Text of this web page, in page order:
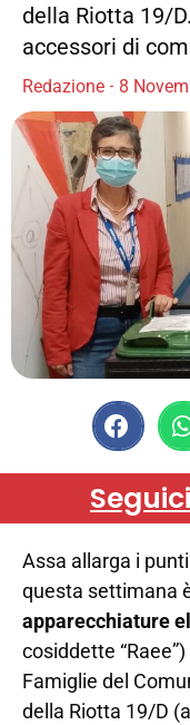
della Riotta 19/
accessori di
Redazione 8
Assa allarga i
questa settimana
apparecchiature
cosiddette
Famiglie del
della Riotta 19/D